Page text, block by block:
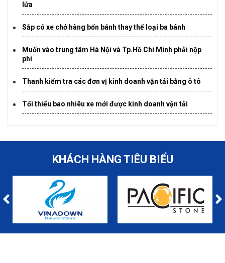
lửa
Sắp có xe chở hàng bốn bánh thay thế loại ba bánh
Muốn vào trung tâm Hà Nội và Tp.Hồ Chí Minh phải nộp
phí
Thanh kiểm tra các đơn vị kinh doanh vận tải bằng ô tô
Tối thiểu bao nhiêu xe mới được kinh doanh vận tải
KHÁCH HÀNG TIÊU BIỂU